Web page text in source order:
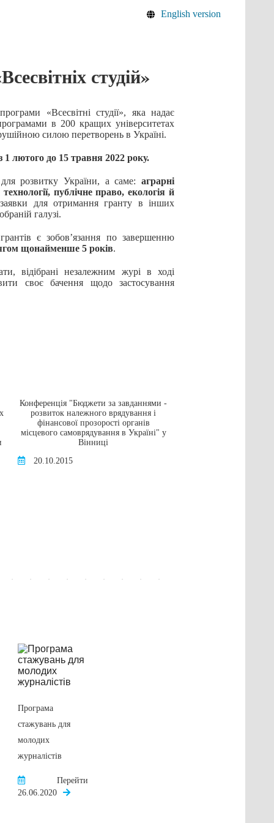
English version
студій»
«Всесвітні студії», яка надає
в 200 кращих університетах
силою перетворень в Україні.
1 лютого до 15 травня 2022 року.
розвитку України, а саме: аграрні
публічне право, екологія й
для отримання гранту в інших
галузі.
є зобов’язання по завершенню
щонайменше 5 років.
відібрані незалежним журі в ході
своє бачення щодо застосування
Конференція "Бюджети за завданнями -
розвиток належного врядування і
фінансової прозорості органів
місцевого самоврядування в Україні" у
Вінниці
20.10.2015
Програма
стажувань для
молодих
журналістів
26.06.2020
Перейти